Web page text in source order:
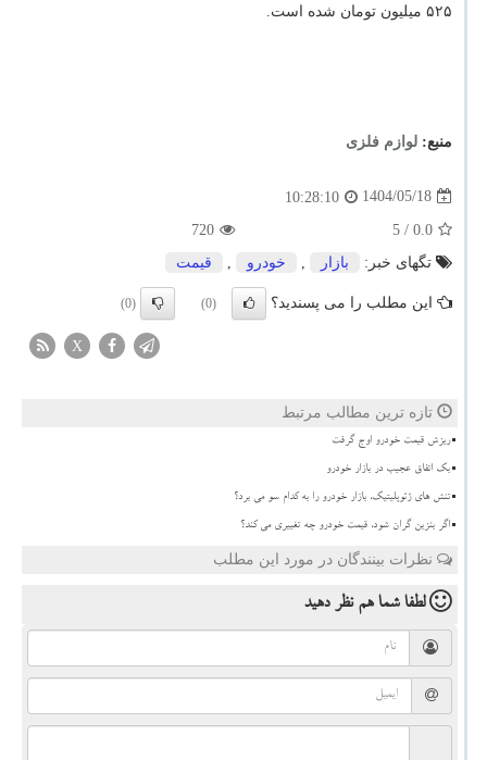
۵۲۵ میلیون تومان شده است.
منبع: لوازم فلزی
1404/05/18
10:28:10
0.0
/ 5
720
تگهای خبر:
بازار , خودرو , قیمت
این مطلب را می پسندید؟ (0)
(0)
X
تازه ترین مطالب مرتبط
ریزش قیمت خودرو اوج گرفت
بک اتفاق عجیب در بازار خودرو
تنش های ژئوپلیتیک، بازار خودرو را به کدام سو می برد؟
اگر بنزین گران شود، قیمت خودرو چه تغییری می کند؟
نظرات بینندگان در مورد این مطلب
لطفا شما همنظر دهید